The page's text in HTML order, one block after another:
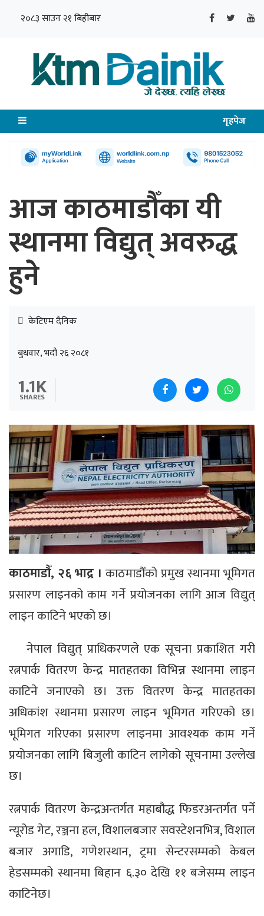
२०८३ साउन २१ बिहीबार
गृहपेज
आज काठमाडौँका यी
स्थानमा विद्युत् अवरुद्ध
हुने
केटिएम दैनिक
बुधवार, भदौ २६ २०८१
1.1K
SHARES
काठमाडौँ, २६ भाद्र । काठमाडौँको प्रमुख स्थानमा भूमिगत
प्रसारण लाइनको काम गर्ने प्रयोजनका लागि आज विद्युत्
लाइन काटिने भएको छ।
नेपाल विद्युत् प्राधिकरणले एक सूचना प्रकाशित गरी
रत्नपार्क वितरण केन्द्र मातहतका विभिन्न स्थानमा लाइन
काटिने जनाएको छ। उक्त वितरण केन्द्र मातहतका
अधिकांश स्थानमा प्रसारण लाइन भूमिगत गरिएको छ।
भूमिगत गरिएका प्रसारण लाइनमा आवश्यक काम गर्ने
प्रयोजनका लागि बिजुली काटिन लागेको सूचनामा उल्लेख
छ।
रत्नपार्क वितरण केन्द्रअन्तर्गत महाबौद्ध फिडरअन्तर्गत पर्ने
न्यूरोड गेट, रञ्जना हल, विशालबजार सवस्टेशनभित्र, विशाल
बजार अगाडि, गणेशस्थान, ट्रमा सेन्टरसम्मको केबल
हेडसम्मको स्थानमा बिहान ६.३० देखि ११ बजेसम्म लाइन
काटिनेछ।